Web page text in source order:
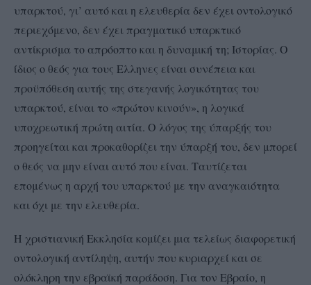
υπαρκτού, γι’ αυτό και η ελευθερία δεν έχει οντολογικό
περιεχόμενο, δεν έχει πραγματικό υπαρκτικό
αντίκρισμα το απρόοπτο και η δυναμική τη; Ιστορίας. Ο
ίδιος ο θεός για τους Ελληνες είναι συνέπεια και
προϋπόθεση αυτής της στεγανής λογικότητας του
υπαρκτού, είναι το «πρώτον κινούν», η λογικά
υποχρεωτική πρώτη αιτία. Ο λόγος της ύπαρξής του
προηγείται και προκαθορίζει την ύπαρξή του, δεν μπορεί
ο θεός να μην είναι αυτό που είναι. Ταυτίζεται
επομένως η αρχή του υπαρκτού με την αναγκαιότητα
και όχι με την ελευθερία.
Η χριστιανική Εκκλησία κομίζει μια τελείως διαφορετική
οντολογική αντίληψη, αυτήν που κυριαρχεί και σε
ολόκληρη την εβραϊκή παράδοση. Για τον Εβραίο, η